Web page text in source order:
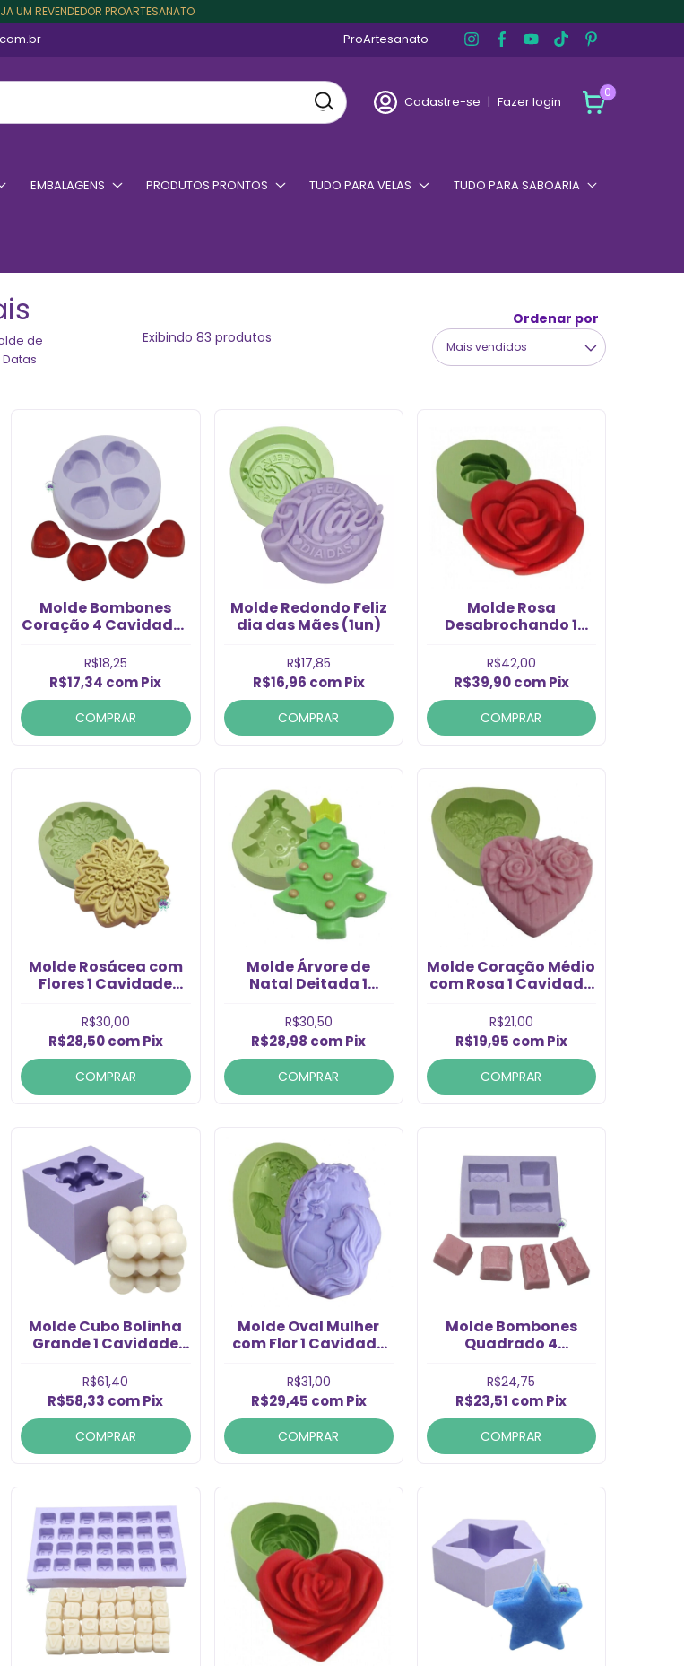
UM REVENDEDOR PROARTESANATO
ProArtesanato
Cadastre-se | Fazer login
0
EMBALAGENS PRODUTOS PRONTOS TUDO PARA VELAS TUDO PARA SABOARIA
de
Datas
Exibindo 83 produtos
Ordenar por
Molde Bombones
Coração 4 Cavidades
R$18,25
R$17,34 comPix
COMPRAR
Molde Redondo Feliz
dia das Mães (1un)
R$17,85
R$16,96 com Pix
COMPRAR
Molde Rosa
Desabrochando 1
R$42,00
R$39,90comPix
COMPRAR
Molde Rosácea com
Flores 1 Cavidade
R$30,00
R$28,50comPix
COMPRAR
Molde Árvore de
Natal Deitada 1
R$30,50
R$28,98 comPix
COMPRAR
Molde Coração Médio
com Rosa 1 Cavidade
R$21,00
R$19,95 comPix
COMPRAR
Molde Cubo Bolinha
Grande 1 Cavidade
R$61,40
R$58,33 comPix
COMPRAR
Molde Oval Mulher
com Flor 1 Cavidade
R$31,00
R$29,45 com Pix
COMPRAR
Molde Bombones
Quadrado 4
R$24,75
R$23,51 comPix
COMPRAR